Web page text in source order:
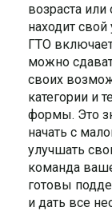
возраста
находит свой
ГТО
можно
своих
категории и
формы. Это
начать с
улучшать
команда
готовы
и дать все